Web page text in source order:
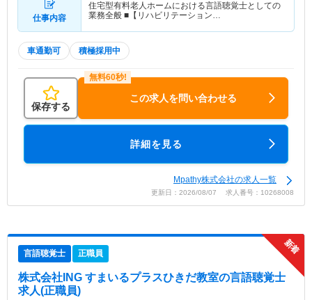
仕事内容
住宅型有料老人ホームにおける言語聴覚士としての
業務全般 ■【リハビリテーション…
車通勤可 積極採用中
保存する
この求人を問い合わせる
詳細を見る
Mpathy株式会社の求人一覧
更新日：2026/08/07 求人番号：10268008
言語聴覚士 正職員
株式会社ING すまいるプラスひきだ教室の言語聴覚士
求人(正職員)